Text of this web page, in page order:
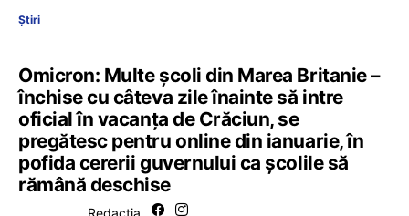
Știri
Omicron: Multe școli din Marea Britanie –
închise cu câteva zile înainte să intre
oficial în vacanța de Crăciun, se
pregătesc pentru online din ianuarie, în
pofida cererii guvernului ca școlile să
rămână deschise
Redacția